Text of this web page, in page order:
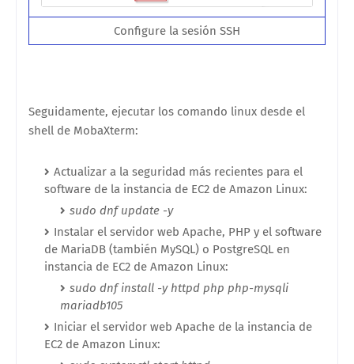
Configure la sesión SSH
Seguidamente, ejecutar los comando linux desde el
shell de MobaXterm:
Actualizar a la seguridad más recientes para el
software de la instancia de EC2 de Amazon Linux:
sudo dnf update -y
Instalar el servidor web Apache, PHP y el software
de MariaDB (también MySQL) o PostgreSQL en
instancia de EC2 de Amazon Linux:
sudo dnf install -y httpd php php-mysqli
mariadb105
Iniciar el servidor web Apache de la instancia de
EC2 de Amazon Linux: